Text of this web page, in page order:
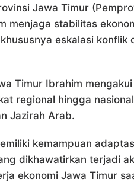
Jawa Timur
menjaga stabilitas
eskalasi konflik
Timur Ibrahim
regional hingga
Jazirah Arab.
kemampuan
dikhawatirkan terjadi
ekonomi Jawa Timur